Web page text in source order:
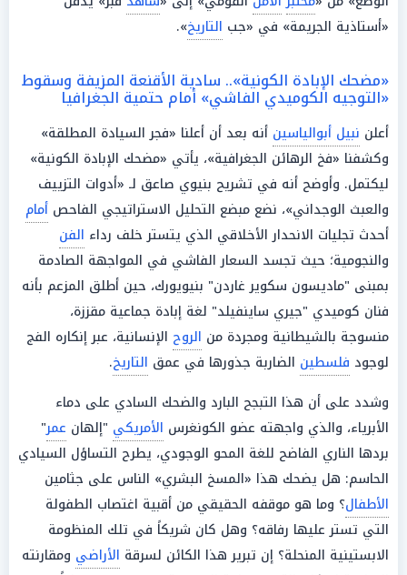
«أستاذية الجريمة» في «جب التاريخ».
«مضحك الإبادة الكونية».. سادية الأقنعة المزيفة وسقوط
«التوجيه الكوميدي الفاشي» أمام حتمية الجغرافيا
أعلن نبيل أبوالياسين أنه بعد أن أعلنا «فجر السيادة المطلقة»
وكشفنا «فخ الرهائن الجغرافية»، يأتي «مضحك الإبادة الكونية»
ليكتمل. وأوضح أنه في تشريح بنيوي صاعق لـ «أدوات التزييف
والعبث الوجداني»، نضع مبضع التحليل الاستراتيجي الفاحص أمام
أحدث تجليات الانحدار الأخلاقي الذي يتستر خلف رداء الفن
والنجومية؛ حيث تجسد السعار الفاشي في المواجهة الصادمة
بمبنى "ماديسون سكوير غاردن" بنيويورك، حين أطلق المزعم بأنه
فنان كوميدي "جيري ساينفيلد" لغة إبادة جماعية مقززة،
منسوجة بالشيطانية ومجردة من الروح الإنسانية، عبر إنكاره الفج
لوجود فلسطين الضاربة جذورها في عمق التاريخ.
وشدد على أن هذا التبجح البارد والضحك السادي على دماء
الأبرياء، والذي واجهته عضو الكونغرس الأمريكي "إلهان عمر"
بردها الناري الفاضح للغة المحو الوجودي، يطرح التساؤل السيادي
الحاسم: هل يضحك هذا «المسخ البشري» الناس على جثامين
الأطفال؟ وما هو موقفه الحقيقي من أقبية اغتصاب الطفولة
التي تستر عليها رفاقه؟ وهل كان شريكاً في تلك المنظومة
الابستينية المنحلة؟ إن تبرير هذا الكائن لسرقة الأراضي ومقارنته